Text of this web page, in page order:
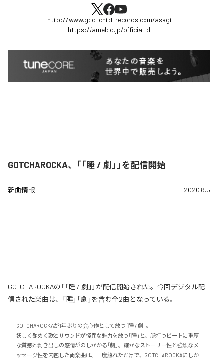
http://www.god-child-records.com/asagi
https://ameblo.jp/official-d
GOTCHAROCKA、「「睡 / 劇」」を配信開始
新曲情報 2026.8.5
GOTCHAROCKAの「「睡 / 劇」」が配信開始された。今回デジタル配
信された楽曲は、「睡」「劇」を含む全2曲となっている。
GOTCHAROCKAが1年ぶりの会心作として放つ「睡 / 劇」。
妖しく艶めく歌とサウンドが怪異な魅力を放つ「睡」と、脈打つビートに重厚
な質感と剥き出しの感情がのしかかる「劇」。確かなストーリー性と強烈なメ
ッセージ性を内包した両楽曲は、一度触れただけで、GOTCHAROCKAにしか